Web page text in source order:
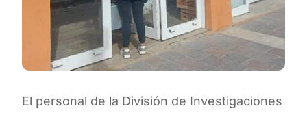
El personal de la División de Investigaciones